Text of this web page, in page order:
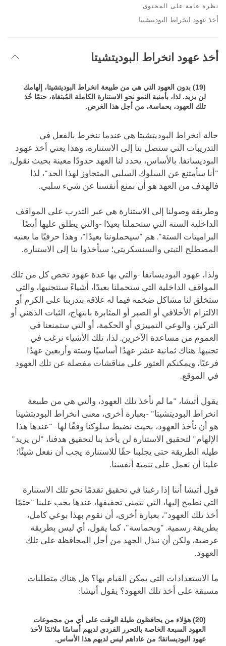
نظرة عامة على المحتوى
أخذ عهود انخراط البوديتشيتا
أخذ عهود انخراط البوديتشيتا
(19) بدون العهود التي هي من طبيعة انخراط البوديتشيتا، إلهامك
لن يزيد. لذا، بأمنية النمو نحو الاستنارة الكاملة المُبتغاة، حتمًا خُذ
تلك العهود، بحماسة، من أجل هذا الغرض.
حالة انخراط البوديتشيتا هي عندما ننخرط بالفعل في
التدريبات التي ستصل بنا إلى الاستنارة، وهذا يعني أخذ عهود
البوديساتفا. بالأساس، يحدد لنا العهد حدودًا معينة بحيث نقول،
"أنا سأمتنع عن السلوك السلبي المتجاوز لهذا الحد"، لذا
فالهدف من العهد هو أن نمنع أنفسنا عن شيء سلبي.
وطريقة وصولنا إلى الاستنارة هي عبر التدرب على المواقف
الداخلية الستة التي ستحملنا بعيدًا -والتي يطلق عليها أيضًا
البراميتات الستة". هم "سيحملوننا بعيدًا"، وهذا حرفيًا ما يعنيه
المصطلح التبتي والسنسكريتي؛ سيأخذوا بنا إلى الاستنارة.
ولذا، عهود البوديساتفا -والتي بها عدة عهود تخص كل من تلك
المواقف الداخلية التي ستحملنا بعيدًا، أشياءً سنتجنبها، والتي
ستخلق لنا مشاكل ضخمة فيما له علاقة بتدربنا على الكرم أو
الالتزام الأخلاقي أو الصبر أو المثابرة بابتهاج، الثبات الذهني أو
التركيز، والوعي التمييزي أو الحكمة، أو التي ستمنعنا في
العموم من مساعدة الآخرين. لذا، تلك الأشياء نرغب في
تجنبها. هناك ثمانية عشر عهدًا أساسيًا وستة وأربعين عهدًا
فرعيًا، ويمكنكم العثور على مناقشات مفصلة عن تلك العهود
في الموقع.
يقول أتيشا، "ما لم نأخذ تلك العهود، والتي هي من طبيعة
انخراط البوديتشيتا" -بعبارة أخرى، معنى انخراط البوديتشيتا
هو أن نأخذ العهود، بحيث نضبط سلوكنا وفقًا لها- "عندها هذا
الإلهام" لتحقيق الاستنارة لن يأخذ بنا لتحقيق هدفنا، "لن يزيد"
طيلة الطريقة حتى يجلبنا حقًا للاستنارة. يجب أن نفعل شيئًا؛
علينا أن نعمل على تنمية أنفسنا.
قول أتيشا أننا إذا رغبنا في تحقيق تقدمًا نحو تلك الاستنارة
التي نطمح إليها، التي نتمنى تحقيقها، عندها يجب علينا "حتمًا
أخذ تلك العهود"، بعبارة أخرى، أن نقوم بهذا بوعي كامل،
بطريقة رسمية. "وبحماسة"، كما يقول، أي ليس بطريقة
عرضية، ولكن أن نبذل الجهد من أجل المحافظة على تلك
العهود.
ما الاستعدادات التي يمكن القيام بها؟ هل هناك متطلبات
مسبقة على أخذ تلك العهود؟ يقول أتيشا:
(20) هؤلاء من يحافظون طيلة الوقت على أي من مجموعات
العهود السبعة الخاصة بالتحرر الفردي لديهم أساسًا ملائمًا لأخذ
عهود البوديساتفا؛ من عاداهم ليس لديهم هذا الأساس.